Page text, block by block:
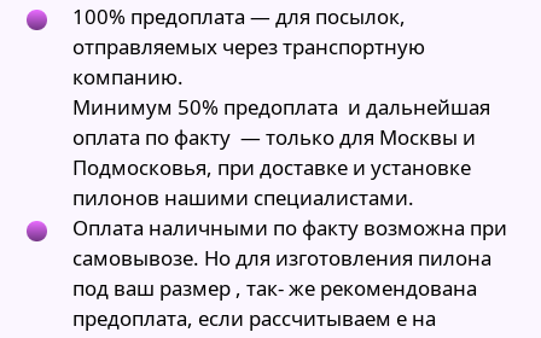
Пилоны для соревнований
Пилоны на подиуме
Уличные пилоны
Балетные станки
100% предоплата — для посылок,
отправляемых через транспортную
компанию.
Минимум 50% предоплата и дальнейшая
оплата по факту — только для Москвы и
Подмосковья, при доставке и установке
пилонов нашими специалистами.
Оплата наличными по факту возможна при
самовывозе. Но для изготовления пилона
под ваш размер , так- же рекомендована
предоплата, если рассчитываем е на